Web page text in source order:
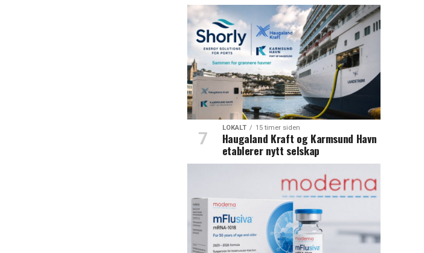
LOKALT 15 timer siden
Haugaland Kraft og Karmsund Havn
etablerer nytt selskap